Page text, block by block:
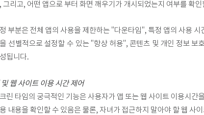
그리고, 어떤 앱으로 부터 화면 깨우기가 개시되었는지 여부를 확
부분은 전체 앱의 사용을 제한하는 "다운타임", 특정 앱의 사용
선별적으로 설정할 수 있는 "항상 허용", 콘텐츠 및 개인 정보
됩니다.
웹 사이트 이용 시간 제어
린 타임의 궁극적인 기능은 사용자가 앱 또는 웹 사이트 이용시간
내용을 확인할 수 있음은 물론, 자녀가 접근하지 말아야 할 웹 사